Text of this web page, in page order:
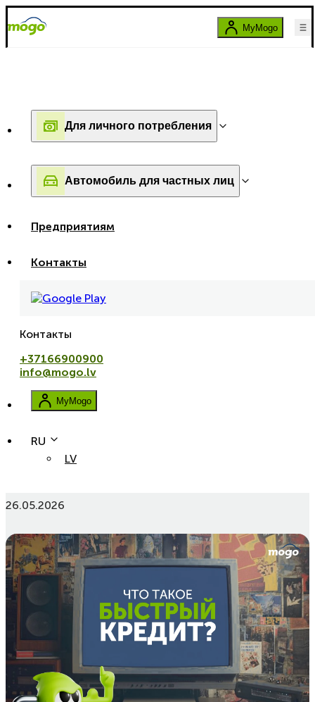
MyMogo
Для личного потребления
Автомобиль для частных лиц
Предприятиям
Контакты
Контакты
+37166900900
info@mogo.lv
MyMogo
RU
LV
Что такое быстрый кредит?
26.05.2026